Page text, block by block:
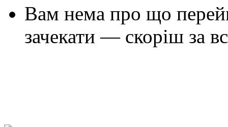
Вам нема про що
зачекати — скоріш за